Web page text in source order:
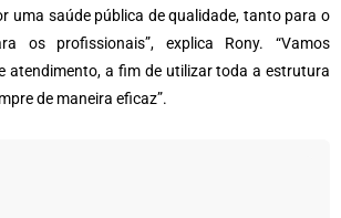
uma saúde pública de qualidade, tanto para o
os profissionais”, explica Rony. “Vamos
atendimento, a fim de utilizar toda a estrutura
de maneira eficaz”.